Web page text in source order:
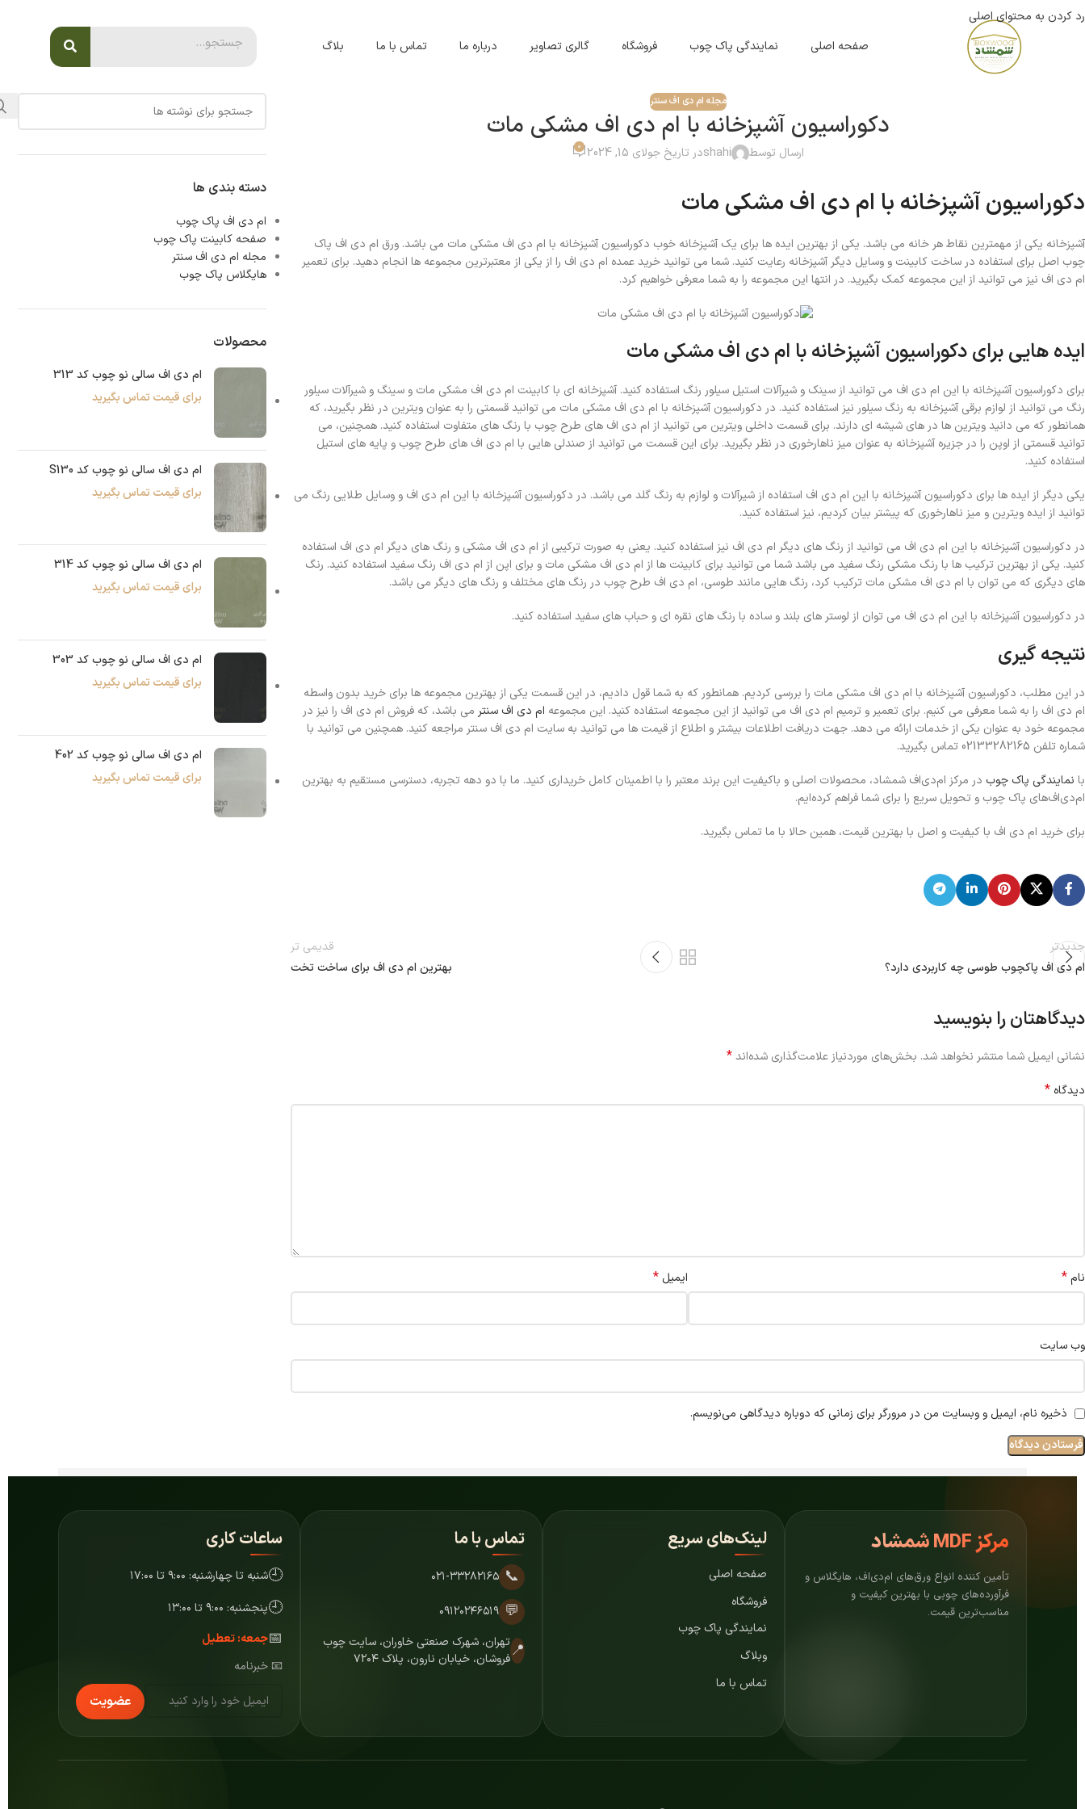
رد کردن به محتوای اصلی
صفحه اصلی
نمایندگی پاک چوب فروشگاه گالری تصاویر درباره ما تماس با ما بلاگ
مجله ام دی اف سنتر
دکوراسیون آشپزخانه با ام دی اف مشکی مات
ارسال توسط shahiدر تاریخ جولای 15, 2024 0
دکوراسیون آشپزخانه با ام دی اف مشکی مات
آشپزخانه یکی از مهمترین نقاط هر خانه می باشد. یکی از بهترین ایده ها برای یک آشپزخانه خوب دکوراسیون آشپزخانه با ام دی اف مشکی مات می باشد. ورق ام دی اف پاک
چوب اصل برای استفاده در ساخت کابینت و وسایل دیگر آشپزخانه رعایت کنید. شما می توانید خرید عمده ام دی اف را از یکی از معتبرترین مجموعه ها انجام دهید. برای تعمیر
ام دی اف نیز می توانید از این مجموعه کمک بگیرید. در انتها این مجموعه را به شما معرفی خواهیم کرد.
ایده هایی برای دکوراسیون آشپزخانه با ام دی اف مشکی مات
برای دکوراسیون آشپزخانه با این ام دی اف می توانید از سینک و شیرآلات استیل سیلور رنگ استفاده کنید. آشپزخانه ای با کابینت ام دی اف مشکی مات و سینگ و شیرآلات سیلور
رنگ می توانید از لوازم برقی آشپزخانه به رنگ سیلور نیز استفاده کنید. در دکوراسیون آشپزخانه با ام دی اف مشکی مات می توانید قسمتی را به عنوان ویترین در نظر بگیرید، که
همانطور که می دانید ویترین ها در های شیشه ای دارند. برای قسمت داخلی ویترین می توانید از ام دی اف های طرح چوب با رنگ های متفاوت استفاده کنید. همچنین، می
توانید قسمتی از اوپن را در جزیره آشپزخانه به عنوان میز ناهارخوری در نظر بگیرید. برای این قسمت می توانید از صندلی هایی با ام دی اف های طرح چوب و پایه های استیل
استفاده کنید.
یکی دیگر از ایده ها برای دکوراسیون آشپزخانه با این ام دی اف استفاده از شیرآلات و لوازم به رنگ گلد می باشد. در دکوراسیون آشپزخانه با این ام دی اف و وسایل طلایی رنگ می
توانید از ایده ویترین و میز ناهارخوری که پیشتر بیان کردیم، نیز استفاده کنید.
در دکوراسیون آشپزخانه با این ام دی اف می توانید از رنگ های دیگر ام دی اف نیز استفاده کنید. یعنی به صورت ترکیبی از ام دی اف مشکی و رنگ های دیگر ام دی اف استفاده
کنید. یکی از بهترین ترکیب ها با رنگ مشکی رنگ سفید می باشد شما می توانید برای کابینت ها از ام دی اف مشکی مات و برای اپن از ام دی اف رنگ سفید استفاده کنید. رنگ
های دیگری که می توان با ام دی اف مشکی مات ترکیب کرد، رنگ هایی مانند طوسی، ام دی اف طرح چوب در رنگ های مختلف و رنگ های دیگر می باشد.
در دکوراسیون آشپزخانه با این ام دی اف می توان از لوستر های بلند و ساده با رنگ های نقره ای و حباب های سفید استفاده کنید.
نتیجه گیری
در این مطلب، دکوراسیون آشپزخانه با ام دی اف مشکی مات را بررسی کردیم. همانطور که به شما قول دادیم، در این قسمت یکی از بهترین مجموعه ها برای خرید بدون واسطه
ام دی اف را به شما معرفی می کنیم. برای تعمیر و ترمیم ام دی اف می توانید از این مجموعه استفاده کنید. این مجموعه ام دی اف سنتر می باشد، که فروش ام دی اف را نیز در
مجموعه خود به عنوان یکی از خدمات ارائه می دهد. جهت دریافت اطلاعات بیشتر و اطلاع از قیمت ها می توانید به سایت ام دی اف سنتر مراجعه کنید. همچنین می توانید با
شماره تلفن 02133282165 تماس بگیرید.
با نمایندگی پاک چوب در مرکز ام‌دی‌اف شمشاد، محصولات اصلی و باکیفیت این برند معتبر را با اطمینان کامل خریداری کنید. ما با دو دهه تجربه، دسترسی مستقیم به بهترین
ام‌دی‌اف‌های پاک چوب و تحویل سریع را برای شما فراهم کرده‌ایم.
برای خرید ام دی اف با کیفیت و اصل با بهترین قیمت، همین حالا با ما تماس بگیرید.
جدیدتر
ام دی اف پاکچوب طوسی چه کاربردی دارد؟
قدیمی تر
بهترین ام دی اف برای ساخت تخت
دیدگاهتان را بنویسید
نشانی ایمیل شما منتشر نخواهد شد. بخش‌های موردنیاز علامت‌گذاری شده‌اند*
دیدگاه *
نام* ایمیل *
وب‌ سایت
ذخیره نام، ایمیل و وبسایت من در مرورگر برای زمانی که دوباره دیدگاهی می‌نویسم.
دسته بندی ها
ام دی اف پاک چوب
صفحه کابینت پاک چوب
مجله ام دی اف سنتر
هایگلاس پاک چوب
محصولات
ام دی اف سالی نو چوب کد 313
برای قیمت تماس بگیرید
ام دی اف سالی نو چوب کد S130
برای قیمت تماس بگیرید
ام دی اف سالی نو چوب کد 314
برای قیمت تماس بگیرید
ام دی اف سالی نو چوب کد 303
برای قیمت تماس بگیرید
ام دی اف سالی نو چوب کد 402
برای قیمت تماس بگیرید
مرکزMDF شمشاد
تأمین کننده انواع ورق‌های ام‌دی‌اف، هایگلاس و
فرآورده‌های چوبی با بهترین کیفیت و
مناسب‌ترین قیمت.
لینک‌های سریع
صفحه اصلی
فروشگاه
نمایندگی پاک چوب
وبلاگ
تماس با ما
تماس با ما
📞 ۰۲۱-۳۳۲۸۲۱۶۵
💬 ۰۹۱۲۰۲۴۶۵۱۹
📍تهران، شهرک صنعتی خاوران، سایت چوب
فروشان، خیابان نارون، پلاک ۷۲۰۴
ساعات کاری
🕘شنبه تا چهارشنبه: ۹:۰۰ تا ۱۷:۰۰
🕘پنجشنبه: ۹:۰۰ تا ۱۳:۰۰
📅جمعه: تعطیل
📧 خبرنامه
عضویت